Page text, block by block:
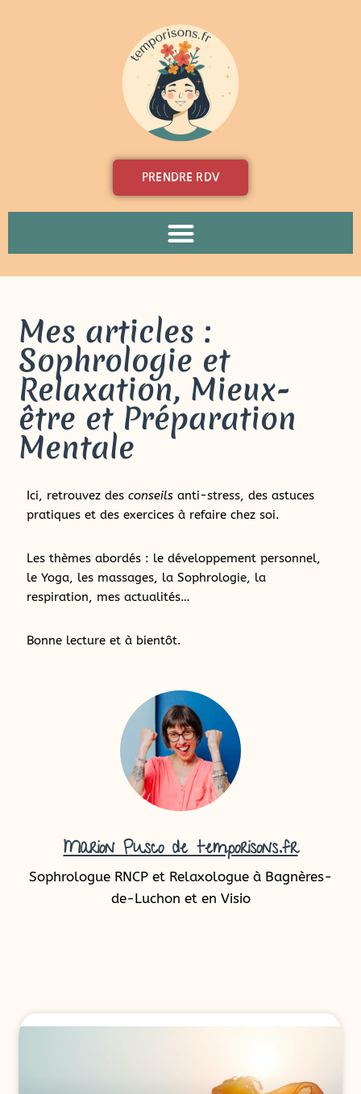
PRENDRE RDV
Mes articles :
Sophrologie et
Relaxation, Mieux-
être et Préparation
Mentale
Ici, retrouvez desconseils anti-stress, des astuces
pratiques et des exercices à refaire chez soi.
Les thèmes abordés : le développement personnel,
le Yoga, les massages, la Sophrologie, la
respiration, mes actualités…
Bonne lecture et à bientôt.
Marion Pusco de temporisons.fr
Sophrologue RNCP et Relaxologue à Bagnères-
de-Luchon et en Visio